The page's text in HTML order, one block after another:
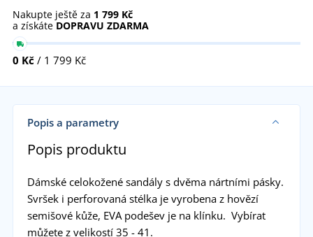
Nakupte ještě za 1 799 Kč
a získáte DOPRAVU ZDARMA
0 Kč / 1 799 Kč
Popis a parametry
Popis produktu
Dámské celokožené sandály s dvěma nártními pásky.
Svršek i perforovaná stélka je vyrobena z hovězí
semišové kůže, EVA podešev je na klínku. Vybírat
můžete z velikostí 35 - 41.